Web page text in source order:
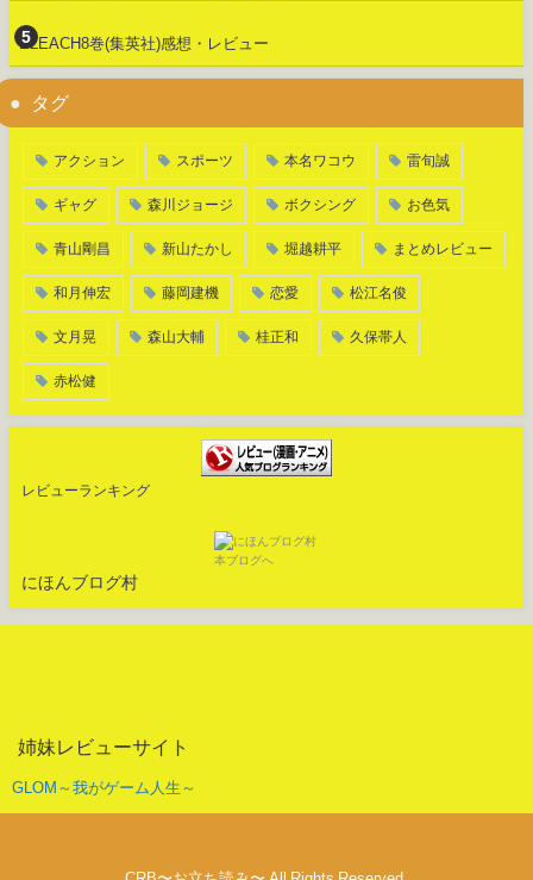
BLEACH8巻(集英社)感想・レビュー
タグ
アクション スポーツ 本名ワコウ 雷旬誠
ギャグ 森川ジョージ ボクシング お色気
青山剛昌 新山たかし 堀越耕平 まとめレビュー
和月伸宏 藤岡建機 恋愛 松江名俊
文月晃 森山大輔 桂正和 久保帯人
赤松健
レビューランキング
にほんブログ村
姉妹レビューサイト
GLOM～我がゲーム人生～